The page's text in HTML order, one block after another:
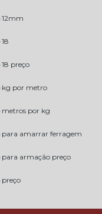
12mm
preço
kg por metro
metros por kg
para amarrar ferragem
armação preço